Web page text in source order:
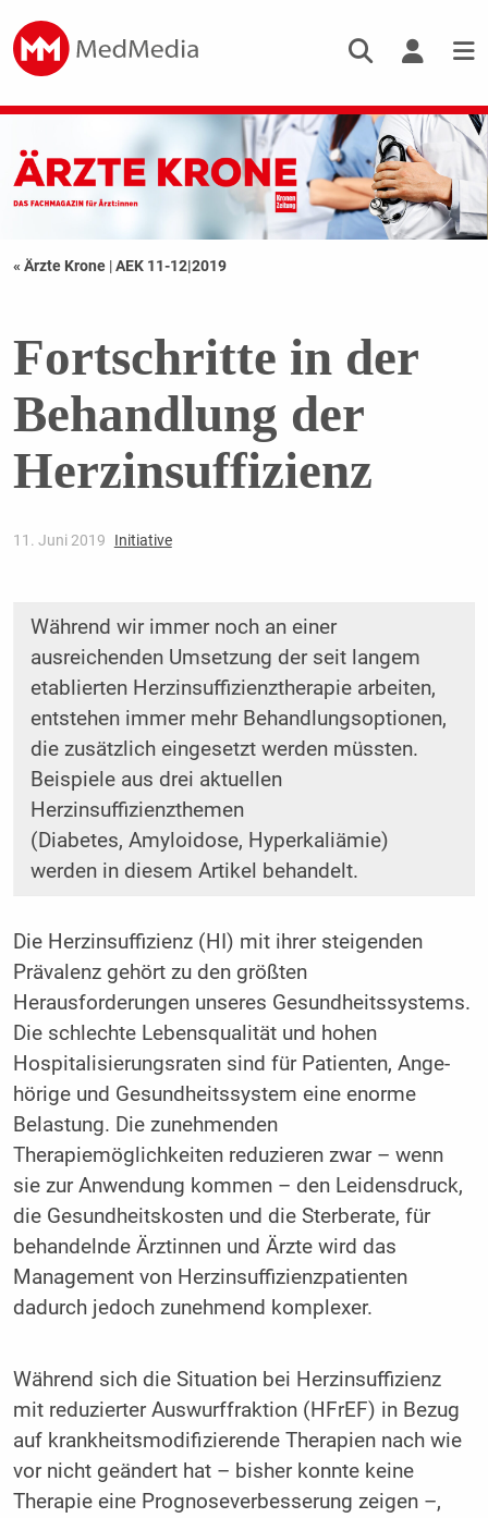
« Ärzte Krone |AEK 11-12|2019
Fortschritte in der
Behandlung der
Herzinsuffizienz
11. Juni 2019 Initiative
Während wir immer noch an einer
ausreichenden Umsetzung der seit langem
etablierten Herzinsuffizienztherapie arbeiten,
entstehen immer mehr Behandlungsoptionen,
die zusätzlich eingesetzt werden müssten.
Beispiele aus drei aktuellen
Herzinsuffizienzthemen
(Diabetes, Amyloidose, Hyperkaliämie)
werden in diesem Artikel behandelt.
Die Herzinsuffizienz (HI) mit ihrer steigenden
Präva­lenz gehört zu den größten
Herausforderungen unse­res Gesundheitssystems.
Die schlechte Lebensqualität und hohen
Hospitalisierungsraten sind für Patienten, Ange­
hörige und Gesundheitssystem eine enorme
Belastung. Die zunehmenden
Therapiemöglichkeiten reduzieren zwar – wenn
sie zur Anwendung kommen – den Leidensdruck,
die Gesundheitskosten und die Sterberate, für
behandelnde Ärz­tinnen und Ärzte wird das
Management von Herzinsuffizi­enzpatienten
dadurch jedoch zunehmend komplexer.
Während sich die Situation bei Herzinsuffizienz
mit reduzier­ter Auswurffraktion (HFrEF) in Bezug
auf krankheitsmodifi­zierende Therapien nach wie
vor nicht geändert hat – bisher konnte keine
Therapie eine Prognoseverbesserung zeigen –,